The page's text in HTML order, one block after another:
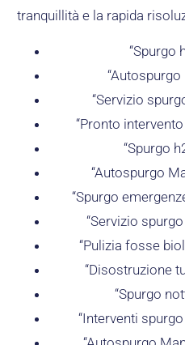
tranquillità e la rapida
“Spurgo
“Autospurgo
“Servizio
“Pronto
“Spurgo
“Autospurgo
“Spurgo
“Servizio
“Pulizia fosse
“Disostruzione
“Spurgo
“Interventi